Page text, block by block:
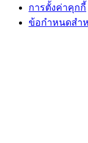
การตั้งค่าคุกกี้
ข้อกำหนดสำ